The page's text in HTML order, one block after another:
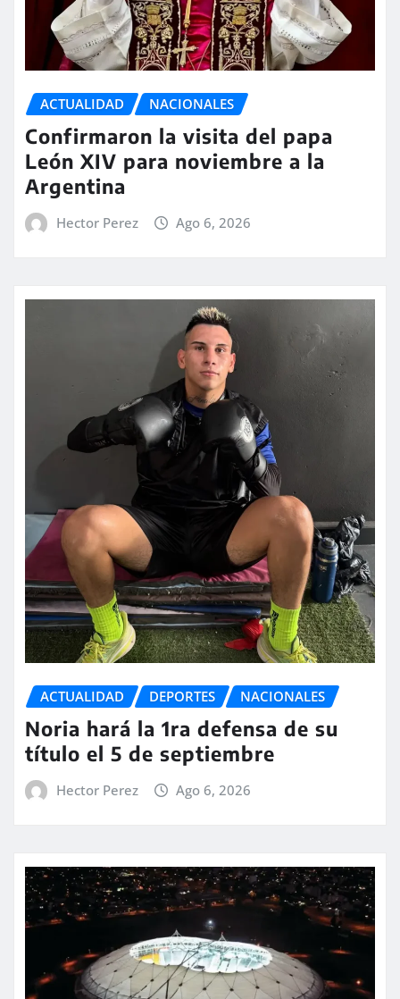
ACTUALIDAD NACIONALES
Confirmaron la visita del papa
León XIV para noviembre a la
Argentina
Hector Perez Ago 6, 2026
ACTUALIDAD DEPORTES NACIONALES
Noria hará la 1ra defensa de su
título el 5 de septiembre
Hector Perez Ago 6, 2026